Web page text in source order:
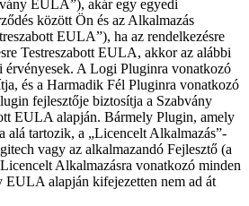
EULA”), akár egy egyedi
között Ön és az Alkalmazás
EULA”), ha az rendelkezésre
Testreszabott EULA, akkor az alábbi
A Logi Pluginra vonatkozó
és a Harmadik Fél Pluginra vonatkozó
fejlesztője biztosítja a Szabvány
EULA alapján. Bármely Plugin, amely
alá tartozik, a „Licencelt Alkalmazás”-
vagy az alkalmazandó Fejlesztő (a
Alkalmazásra vonatkozó minden
EULA alapján kifejezetten nem ad át